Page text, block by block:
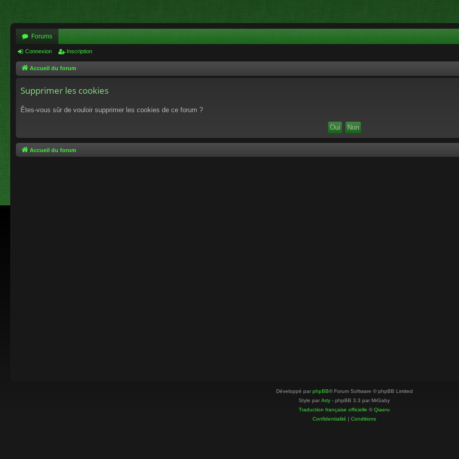
Forums
Connexion Inscription
Accueil du forum
Supprimer les cookies
Êtes-vous sûr de vouloir supprimer les cookies de ce forum ?
Accueil du forum
Développé par phpBB® Forum Software © phpBB Limited
Style par Arty - phpBB 3.3 par MrGaby
Traduction française officielle ©Qiaeru
Confidentialité | Conditions